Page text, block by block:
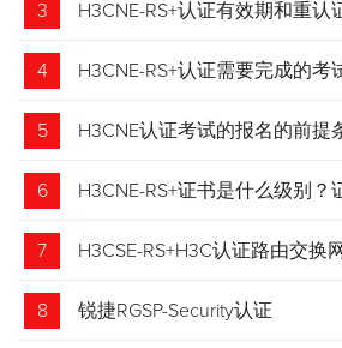
3 H3CNE-RS+认证有效期和重认
4 H3CNE-RS+认证需要完成的
么？
5 H3CNE认证考试的报名的前提
6 H3CNE-RS+证书是什么级别？
7 H3CSE-RS+H3C认证路由交换
8 锐捷RGSP-Security认证